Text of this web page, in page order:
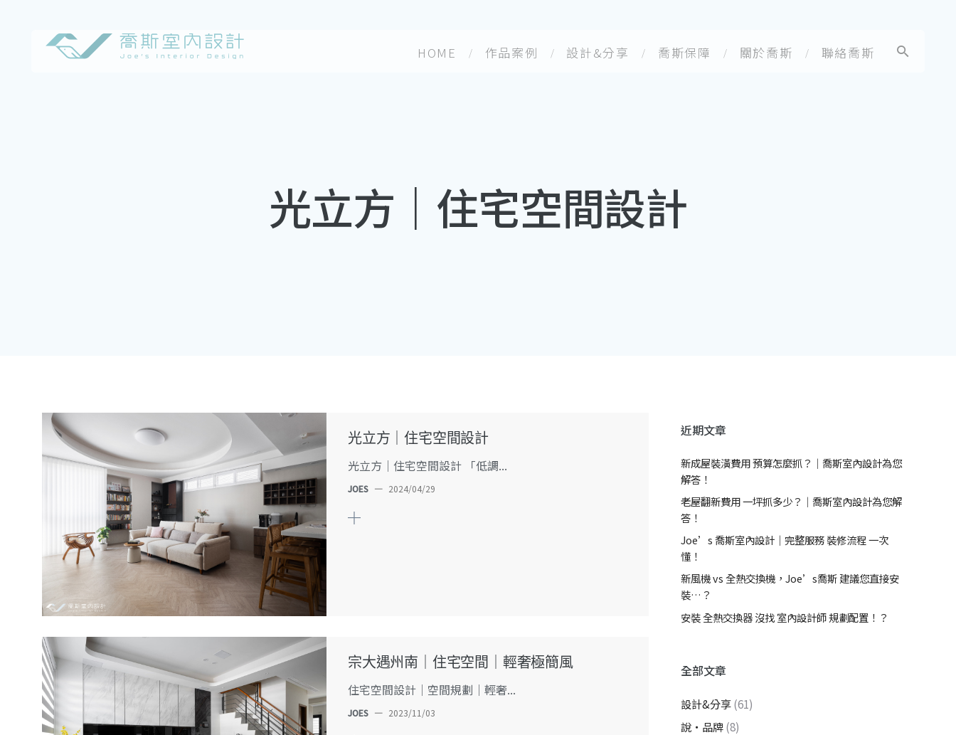
HOME 作品案例 設計&分享 喬斯保障 關於喬斯 聯絡喬斯
光立方｜住宅空間設計
光立方｜住宅空間設計
光立方｜住宅空間設計 「低調...
JOES — 2024/04/29
宗大遇州南｜住宅空間｜輕奢極簡風
住宅空間設計｜空間規劃｜輕奢...
JOES — 2023/11/03
近期文章
新成屋裝潢費用 預算怎麼抓？｜喬斯室內設計為您
解答！
老屋翻新費用 一坪抓多少？｜喬斯室內設計為您解
答！
Joe’s 喬斯室內設計｜完整服務 裝修流程 一次
懂！
新風機 vs 全熱交換機，Joe’s喬斯 建議您直接安
裝…？
安裝 全熱交換器 沒找 室內設計師 規劃配置！？
全部文章
設計&分享(61)
說・品牌(8)